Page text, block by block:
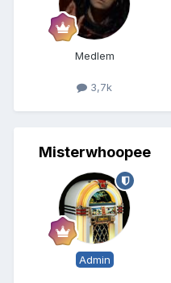
Medlem
3,7k
Misterwhoopee
Admin